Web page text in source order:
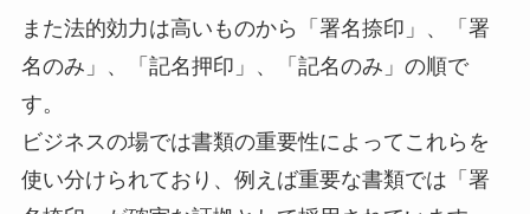
また法的効力は高いものから「署名捺印」、「署
名のみ」、「記名押印」、「記名のみ」の順で
す。
ビジネスの場では書類の重要性によってこれらを
使い分けられており、例えば重要な書類では「署